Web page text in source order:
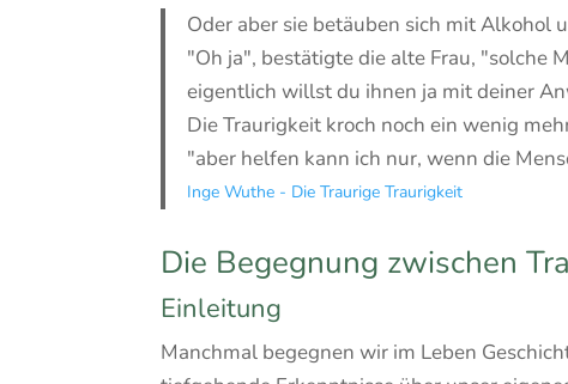
Oder aber sie betäuben sich mit Alkohol
"Oh ja", bestätigte die alte Frau, "solche
eigentlich willst du ihnen ja mit deiner
Die Traurigkeit kroch noch ein wenig
"aber helfen kann ich nur, wenn die
Inge Wuthe - Die Traurige Traurigkeit
Die Begegnung zwischen
Einleitung
Manchmal begegnen wir im Leben